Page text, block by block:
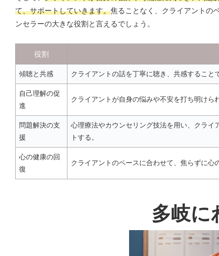
て、サポートしていきます。焦ることなく、クライアントの
ンセラーの大きな役割と言えるでしょう。
役割
傾聴と共感 クライアントの話を丁寧に聴き、共感すること
自己理解の促
進
クライアントが自身の悩みや不安を打ち明け
問題解決の支
援
心理療法やカウンセリング技法を用い、クラ
トする。
心の健康の回
復
クライアントのペースに合わせて、焦らずに
多岐に